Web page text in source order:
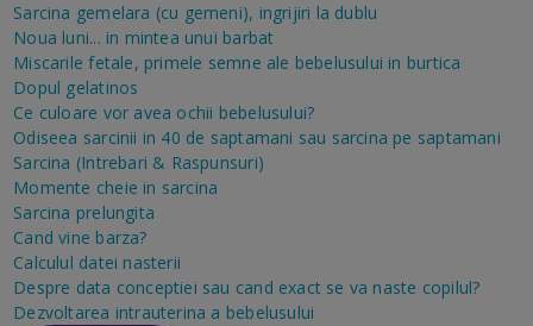
Sarcina gemelara (cu gemeni), ingrijiri la dublu
Noua luni... in mintea unui barbat
Miscarile fetale, primele semne ale bebelusului in burtica
Dopul gelatinos
Ce culoare vor avea ochii bebelusului?
Odiseea sarcinii in 40 de saptamani sau sarcina pe saptamani
Sarcina (Intrebari & Raspunsuri)
Momente cheie in sarcina
Sarcina prelungita
Cand vine barza?
Calculul datei nasterii
Despre data conceptiei sau cand exact se va naste copilul?
Dezvoltarea intrauterina a bebelusului